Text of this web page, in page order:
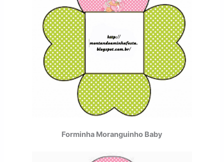
Forminha Moranguinho Baby